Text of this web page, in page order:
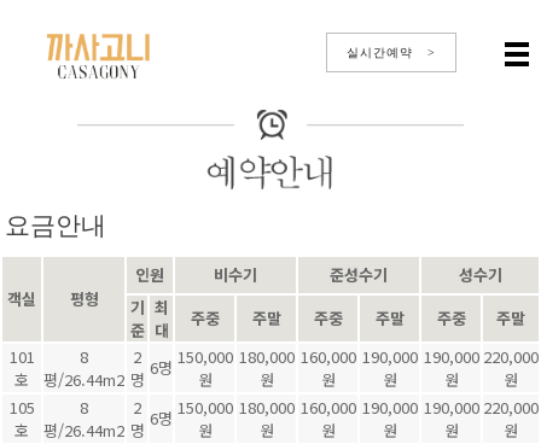
실시간예약 >
요금안내
객실 평형
인원 비수기 준성수기
성수기
기
준
최
대
주중 주말 주중 주말 주중
주말
101
호
8
평/26.44m2
2
명
6명 150,000
원
180,000
원
160,000
원
190,000
원
190,000
원
220,000
원
105
호
8
평/26.44m2
2
명
6명 150,000
원
180,000
원
160,000
원
190,000
원
190,000
원
220,000
원